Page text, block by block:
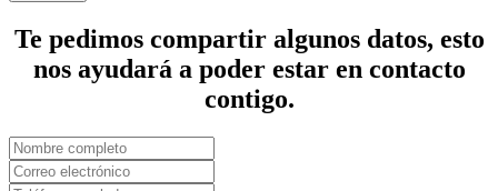
Te pedimos compartir algunos datos, esto
nos ayudará a poder estar en contacto
contigo.